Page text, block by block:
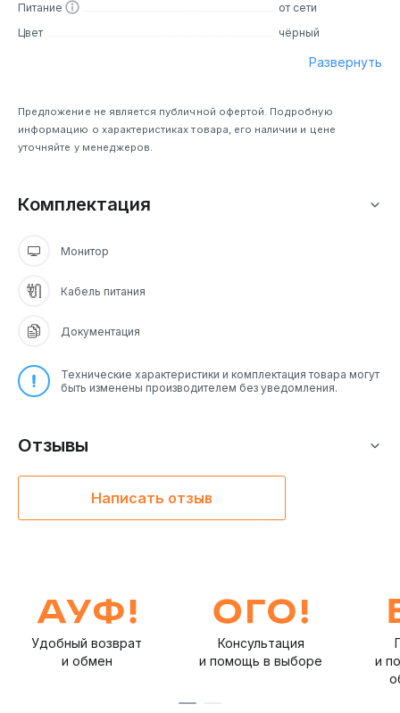
Питание
от сети
Цвет
чёрный
Развернуть
Предложение не является публичной офертой. Подробную
информацию о характеристиках товара, его наличии и цене
уточняйте у менеджеров.
Комплектация
Монитор
Кабель питания
Документация
Технические характеристики и комплектация товара могут
быть изменены производителем без уведомления.
Отзывы
Написать отзыв
Удобный возврат
и обмен
Консультация
и помощь в выборе
и